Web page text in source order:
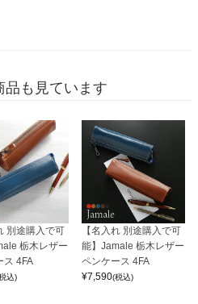
品も見ています
別途購入で可
栃木レザー
ス 4FA
込)
【名入れ 別途購入で可
能】Jamale 栃木レザー
ペンケース 4FA
¥7,590(税込)